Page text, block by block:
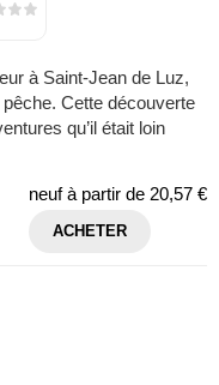
à Saint-Jean de Luz,
Cette découverte
qu’il était loin
neuf à partir de 20,57 €
ACHETER